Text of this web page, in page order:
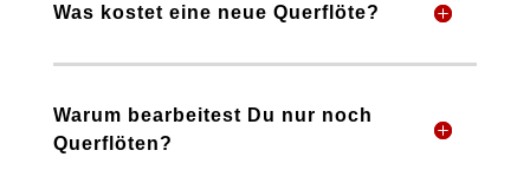
Was kostet eine neue Querflöte?
Warum bearbeitest Du nur noch
Querflöten?